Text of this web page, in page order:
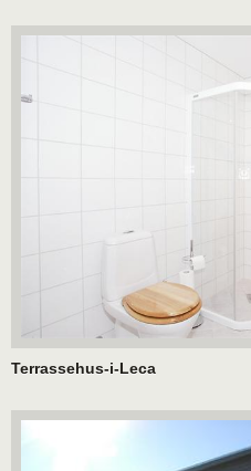
Terrassehus-i-Leca